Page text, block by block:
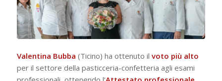
Valentina Bubba (Ticino) ha ottenuto il voto più alto
per il settore della pasticceria-confetteria agli esami